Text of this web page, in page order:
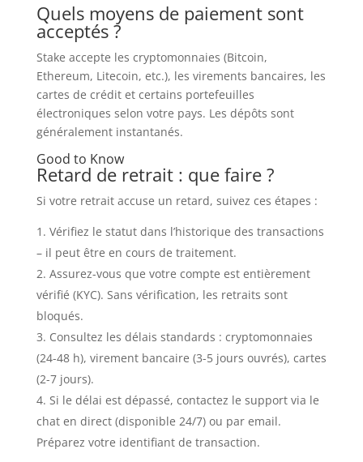
Quels moyens de paiement sont
acceptés ?
Stake accepte les cryptomonnaies (Bitcoin,
Ethereum, Litecoin, etc.), les virements bancaires, les
cartes de crédit et certains portefeuilles
électroniques selon votre pays. Les dépôts sont
généralement instantanés.
Good to Know
Retard de retrait : que faire ?
Si votre retrait accuse un retard, suivez ces étapes :
Vérifiez le statut dans l’historique des transactions
– il peut être en cours de traitement.
Assurez-vous que votre compte est entièrement
vérifié (KYC). Sans vérification, les retraits sont
bloqués.
Consultez les délais standards : cryptomonnaies
(24-48 h), virement bancaire (3-5 jours ouvrés), cartes
(2-7 jours).
Si le délai est dépassé, contactez le support via le
chat en direct (disponible 24/7) ou par email.
Préparez votre identifiant de transaction.